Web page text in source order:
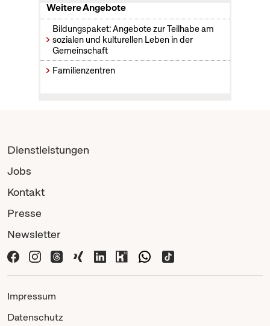
Weitere Angebote
Bildungspaket: Angebote zur Teilhabe am
sozialen und kulturellen Leben in der
Gemeinschaft
Familienzentren
Dienstleistungen
Jobs
Kontakt
Presse
Newsletter
Impressum
Datenschutz